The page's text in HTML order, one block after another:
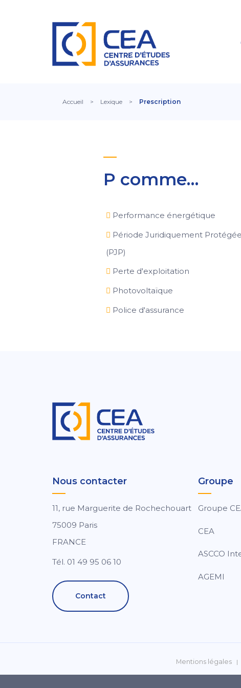
Accueil > Lexique > Prescription
P comme…
Performance énergétique
Période Juridiquement Protégée
(PJP)
Perte d'exploitation
Photovoltaïque
Police d'assurance
Nous contacter
11, rue Marguerite de Rochechouart
75009 Paris
FRANCE
Tél. 01 49 95 06 10
Contact
Groupe
Groupe
CEA
ASCCO
AGEMI
Mentions légales